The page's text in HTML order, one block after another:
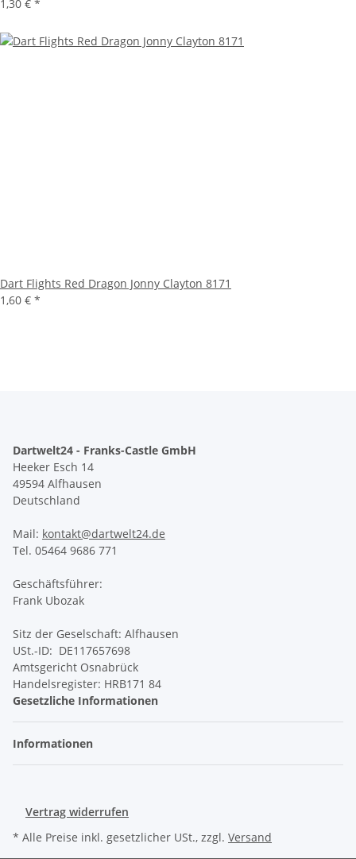
1,30 € *
Dart Flights Red Dragon Jonny Clayton 8171
1,60 € *
Dartwelt24 - Franks-Castle GmbH
Heeker Esch 14
49594 Alfhausen
Deutschland
Mail: kontakt@dartwelt24.de
Tel. 05464 9686 771
Geschäftsführer:
Frank Ubozak
Sitz der Geselschaft: Alfhausen
USt.-ID: DE117657698
Amtsgericht Osnabrück
Handelsregister: HRB171 84
Gesetzliche Informationen
Informationen
Vertrag widerrufen
* Alle Preise inkl. gesetzlicher USt., zzgl. Versand